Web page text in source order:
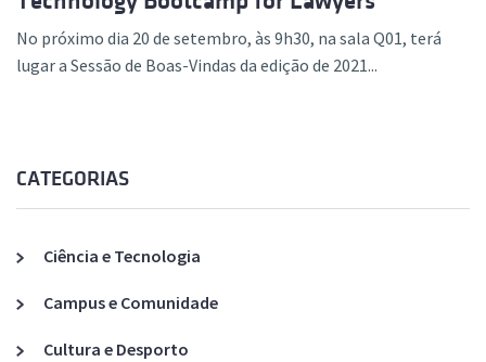
No próximo dia 20 de setembro, às 9h30, na sala Q01, terá
lugar a Sessão de Boas-Vindas da edição de 2021...
CATEGORIAS
Ciência e Tecnologia
Campus e Comunidade
Cultura e Desporto